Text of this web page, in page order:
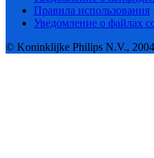
Правила использования
Уведомление о файлах
© Koninklijke Philips N.V.,